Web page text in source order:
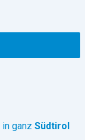
in ganz Südtirol